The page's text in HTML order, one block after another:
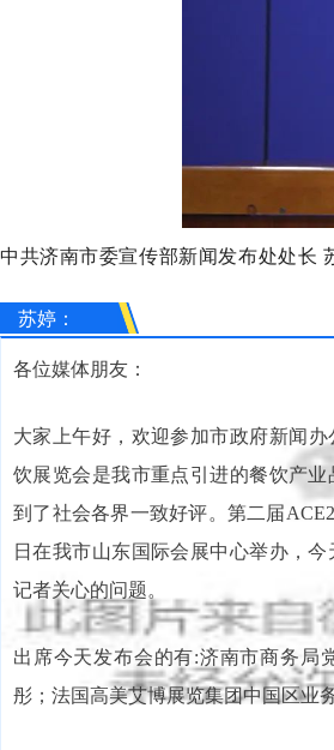
中共济南市委宣传部新闻发布处处长
苏婷：
各位媒体朋友：
大家上午好，欢迎参加市政府新闻
饮展览会是我市重点引进的餐饮产
到了社会各界一致好评。第二届
日在我市山东国际会展中心举办，
记者关心的问题。
出席今天发布会的有:济南市商务局
彤；法国高美艾博展览集团中国区业